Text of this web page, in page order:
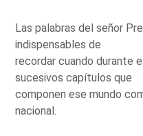
Las palabras del señor
indispensables de
recordar cuando durante
sucesivos capítulos que
componen ese mundo
nacional.